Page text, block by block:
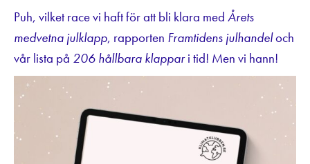
Puh, vilket race vi haft för att bli klara med Årets
medvetna julklapp, rapporten Framtidens julhandeloch
vår lista på 206 hållbara klappari tid! Men vi hann!